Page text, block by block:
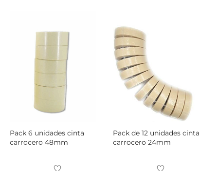
13,40 €.
Pack 6 unidades cinta
carrocero 48mm
Pack de 12 unidades cinta
carrocero 24mm